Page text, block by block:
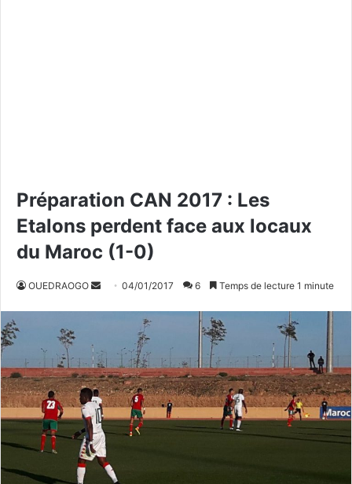
Préparation CAN 2017 : Les
Etalons perdent face aux locaux
du Maroc (1-0)
OUEDRAOGO
y
e
r
u
n
c
o
04/01/2017 6 Temps de lecture 1 minute